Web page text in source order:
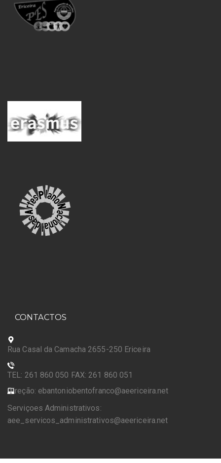
CONTACTOS
Rua Casal da Camacha 2655-250 Ericeira
TEL: 261 860 050 FAX: 261 860 051
Direção: ebantoniobentofranco@aeericeira.net
Serviçoes Administrativos:
aee_servicos_administrativos@aeericeira.net